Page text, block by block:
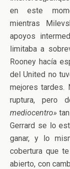
en este
mientras
apoyos
limitaba a
Rooney hacía
del United no
mejores tardes.
ruptura, pero
mediocentro»
Gerrard se lo
ganar, y lo
cobertura que
abierto, con